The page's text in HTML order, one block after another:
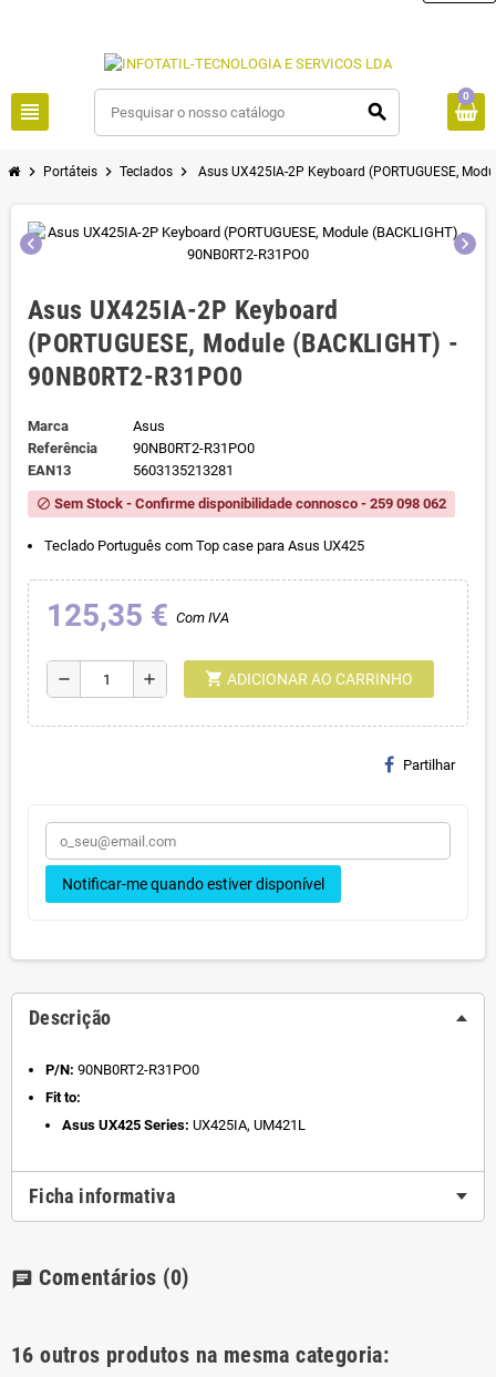
view_headline search
0
chevron_right Portáteis chevron_right Teclados chevron_right Asus UX425IA-2P Keyboard (PORTUGUESE,
chevron_left chevron_right
Asus UX425IA-2P Keyboard
(PORTUGUESE, Module (BACKLIGHT) -
90NB0RT2-R31PO0
Marca
Asus
Referência
90NB0RT2-R31PO0
EAN13
5603135213281
block Sem Stock - Confirme disponibilidade connosco - 259 098 062
Teclado Português com Top case para Asus UX425
125,35 € Com IVA
remove add shopping_cart ADICIONAR AO CARRINHO
Partilhar
Notificar-me quando estiver disponível
Descrição
P/N: 90NB0RT2-R31PO0
Fit to:
Asus UX425 Series: UX425IA, UM421L
Ficha informativa
chat Comentários (0)
16 outros produtos na mesma categoria: